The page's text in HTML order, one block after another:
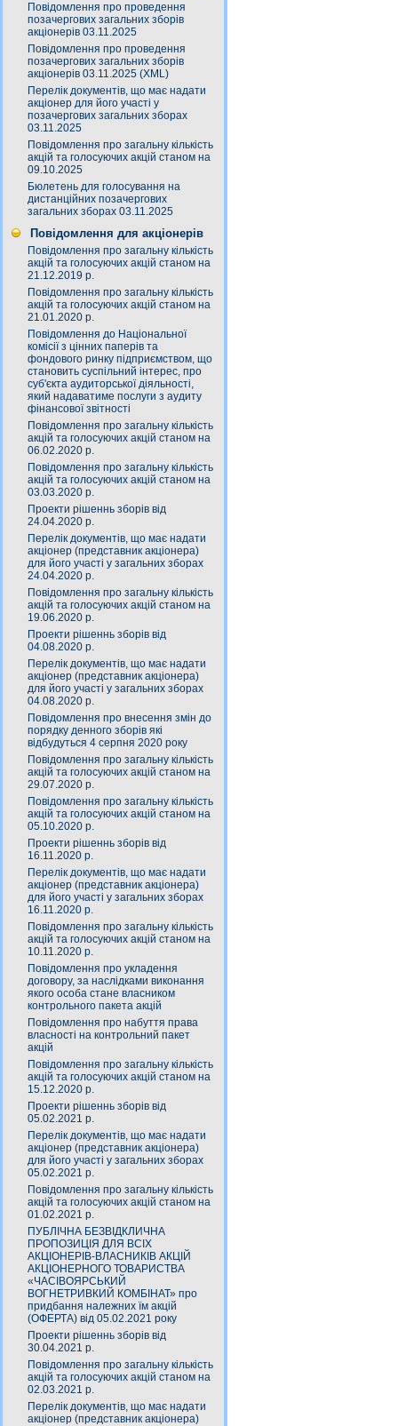
Повідомлення про проведення
позачергових загальних зборів
акціонерів 03.11.2025
Повідомлення про проведення
позачергових загальних зборів
акціонерів 03.11.2025 (XML)
Перелік документів, що має надати
акціонер для його участі у
позачергових загальних зборах
03.11.2025
Повідомлення про загальну кількість
акцій та голосуючих акцій станом на
09.10.2025
Бюлетень для голосування на
дистанційних позачергових
загальних зборах 03.11.2025
Повідомлення для акціонерів
Повідомлення про загальну кількість
акцій та голосуючих акцій станом на
21.12.2019 р.
Повідомлення про загальну кількість
акцій та голосуючих акцій станом на
21.01.2020 р.
Повідомлення до Національної
комісії з цінних паперів та
фондового ринку підприємством, що
становить суспільний інтерес, про
суб'єкта аудиторської діяльності,
який надаватиме послуги з аудиту
фінансової звітності
Повідомлення про загальну кількість
акцій та голосуючих акцій станом на
06.02.2020 р.
Повідомлення про загальну кількість
акцій та голосуючих акцій станом на
03.03.2020 р.
Проекти рішеннь зборів від
24.04.2020 р.
Перелік документів, що має надати
акціонер (представник акціонера)
для його участі у загальних зборах
24.04.2020 р.
Повідомлення про загальну кількість
акцій та голосуючих акцій станом на
19.06.2020 р.
Проекти рішеннь зборів від
04.08.2020 р.
Перелік документів, що має надати
акціонер (представник акціонера)
для його участі у загальних зборах
04.08.2020 р.
Повідомлення про внесення змін до
порядку денного зборів які
відбудуться 4 серпня 2020 року
Повідомлення про загальну кількість
акцій та голосуючих акцій станом на
29.07.2020 р.
Повідомлення про загальну кількість
акцій та голосуючих акцій станом на
05.10.2020 р.
Проекти рішеннь зборів від
16.11.2020 р.
Перелік документів, що має надати
акціонер (представник акціонера)
для його участі у загальних зборах
16.11.2020 р.
Повідомлення про загальну кількість
акцій та голосуючих акцій станом на
10.11.2020 р.
Повідомлення про укладення
договору, за наслідками виконання
якого особа стане власником
контрольного пакета акцій
Повідомлення про набуття права
власності на контрольний пакет
акцій
Повідомлення про загальну кількість
акцій та голосуючих акцій станом на
15.12.2020 р.
Проекти рішеннь зборів від
05.02.2021 р.
Перелік документів, що має надати
акціонер (представник акціонера)
для його участі у загальних зборах
05.02.2021 р.
Повідомлення про загальну кількість
акцій та голосуючих акцій станом на
01.02.2021 р.
ПУБЛІЧНА БЕЗВІДКЛИЧНА
ПРОПОЗИЦІЯ ДЛЯ ВСІХ
АКЦІОНЕРІВ-ВЛАСНИКІВ АКЦІЙ
АКЦІОНЕРНОГО ТОВАРИСТВА
«ЧАСIВОЯРСЬКИЙ
ВОГНЕТРИВКИЙ КОМБIНАТ» про
придбання належних їм акцій
(ОФЕРТА) від 05.02.2021 року
Проекти рішеннь зборів від
30.04.2021 р.
Повідомлення про загальну кількість
акцій та голосуючих акцій станом на
02.03.2021 р.
Перелік документів, що має надати
акціонер (представник акціонера)